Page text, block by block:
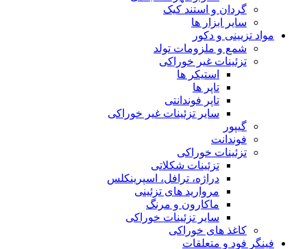
گردان و استند کیک
سایر ابزار ها
مواد تزیینی و دکور
شمع و ملزومات تولد
تزئینات غیر خوراکی
استیکر ها
تاپر ها
تاپر فوندانتی
سایر تزئینات غیر خوراکی
گیپور
فوندانت
تزئینات خوراکی
تزئینات شکلاتی
دراژه، ترافل، اسپرینکلس
مروارید های تزئینی
ماکارون و مرنگ
سایر تزئینات خوراکی
کاغذ های خوراکی
فینگر فود و متعلقات